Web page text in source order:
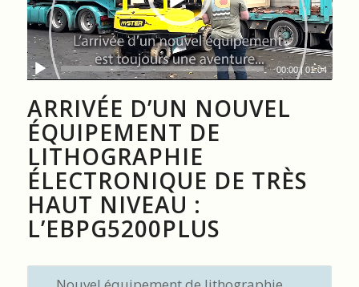
00:00|01:04
ARRIVÉE D’UN NOUVEL
ÉQUIPEMENT DE
LITHOGRAPHIE
ÉLECTRONIQUE DE TRÈS
HAUT NIVEAU :
L’EBPG5200PLUS